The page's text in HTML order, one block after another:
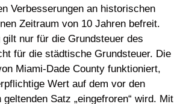
Verbesserungen an historischen
Zeitraum von 10 Jahren befreit.
gilt nur für die Grundsteuer des
für die städtische Grundsteuer. Die
Miami-Dade County funktioniert,
Wert auf dem vor den
geltenden Satz „eingefroren“ wird. Mit